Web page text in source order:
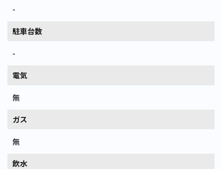
-
駐車台数
-
電気
無
ガス
無
飲水